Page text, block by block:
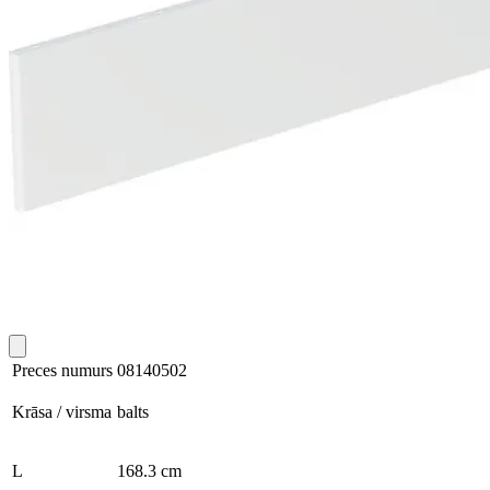
Preces numurs 08140502
Krāsa / virsma balts
L 168.3 cm